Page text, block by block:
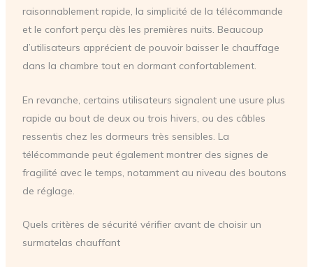
raisonnablement rapide, la simplicité de la télécommande
et le confort perçu dès les premières nuits. Beaucoup
d’utilisateurs apprécient de pouvoir baisser le chauffage
dans la chambre tout en dormant confortablement.
En revanche, certains utilisateurs signalent une usure plus
rapide au bout de deux ou trois hivers, ou des câbles
ressentis chez les dormeurs très sensibles. La
télécommande peut également montrer des signes de
fragilité avec le temps, notamment au niveau des boutons
de réglage.
Quels critères de sécurité vérifier avant de choisir un
surmatelas chauffant